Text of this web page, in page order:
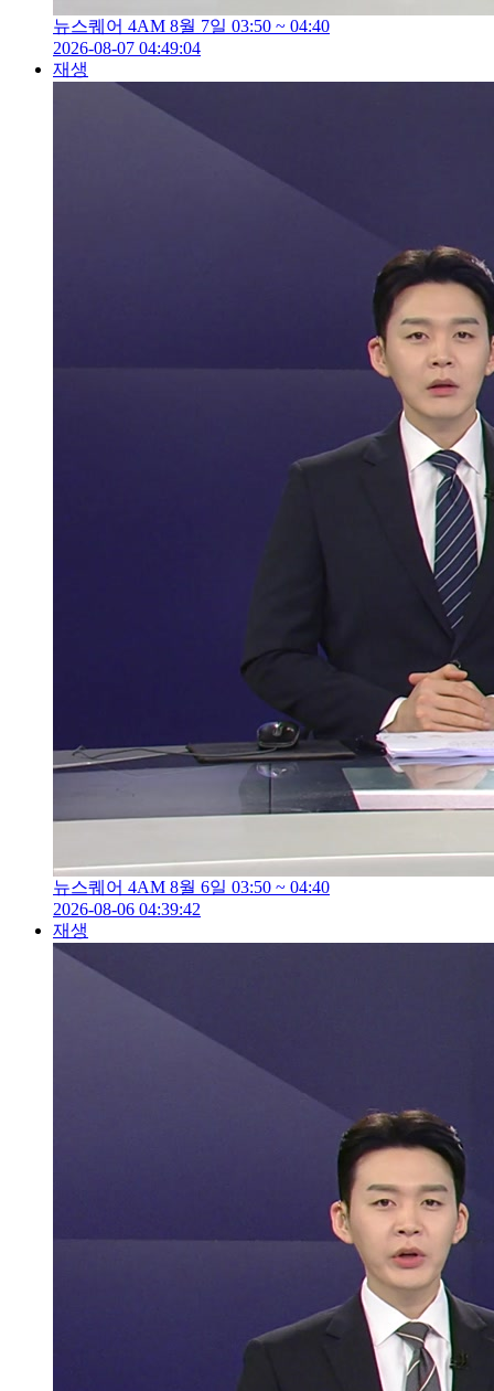
뉴스퀘어 4AM 8월 7일 03:50 ~ 04:40
2026-08-07 04:49:04
재생
뉴스퀘어 4AM 8월 6일 03:50 ~ 04:40
2026-08-06 04:39:42
재생